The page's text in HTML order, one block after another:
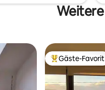
Beliebter Gäste-
Gäste-Favorit